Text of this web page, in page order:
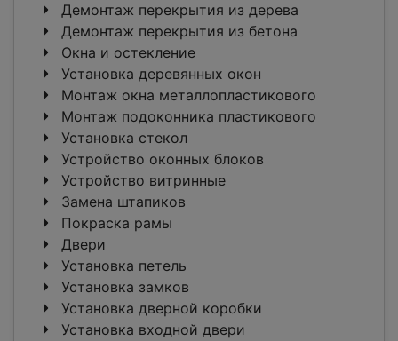
Демонтаж перекрытия из дерева
Демонтаж перекрытия из бетона
Окна и остекление
Установка деревянных окон
Монтаж окна металлопластикового
Монтаж подоконника пластикового
Установка стекол
Устройство оконных блоков
Устройство витринные
Замена штапиков
Покраска рамы
Двери
Установка петель
Установка замков
Установка дверной коробки
Установка входной двери